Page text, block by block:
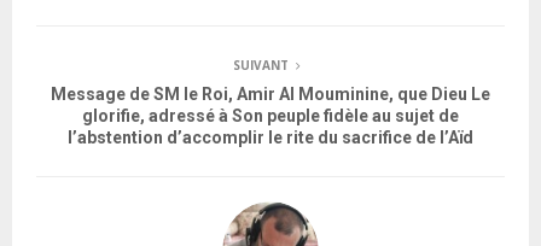
SUIVANT
Message de SM le Roi, Amir Al Mouminine, que Dieu Le
glorifie, adressé à Son peuple fidèle au sujet de
l’abstention d’accomplir le rite du sacrifice de l’Aïd